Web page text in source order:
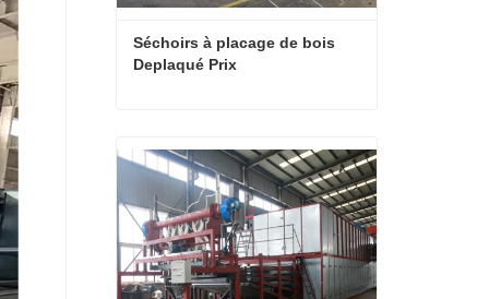
Séchoirs à placage de bois
Deplaqué Prix
Contact maintenant